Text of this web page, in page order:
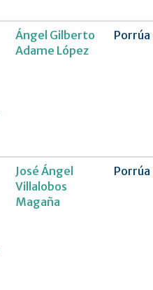
Ángel Gilberto
Adame López
Porrúa
José Ángel
Villalobos
Magaña
Porrúa